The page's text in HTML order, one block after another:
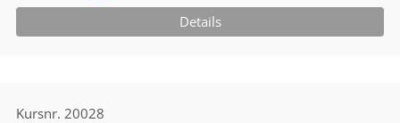
Details
Kursnr. 20028